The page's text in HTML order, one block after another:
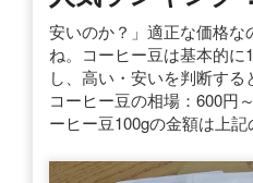
安いのか？」適正な価格な
ね。コーヒー豆は基本的に
し、高い・安いを判断する
コーヒー豆の相場：600円
ーヒー豆100gの金額は上記